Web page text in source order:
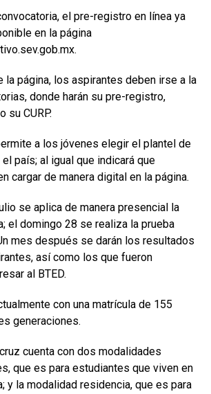
el pre-registro en línea ya
en la página
la página, los aspirantes deben irse a la
donde harán su pre-registro,
su CURP.
a los jóvenes elegir el plantel de
país; al igual que indicará que
cargar de manera digital en la página.
se aplica de manera presencial la
el domingo 28 se realiza la prueba
mes después se darán los resultados
así como los que fueron
al BTED.
con una matrícula de 155
generaciones.
cuenta con dos modalidades
que es para estudiantes que viven en
y la modalidad residencia, que es para